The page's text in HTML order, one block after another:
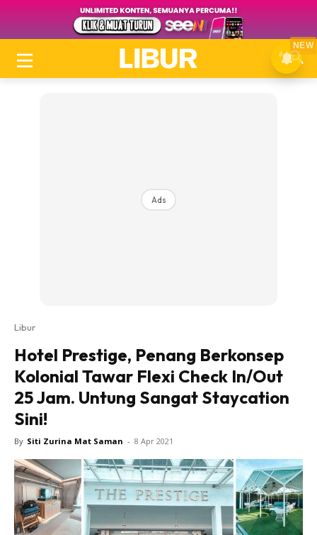
Ads
Libur
Hotel Prestige, Penang Berkonsep
Kolonial Tawar Flexi Check In/Out
25 Jam. Untung Sangat Staycation
Sini!
By Siti Zurina Mat Saman - 8 Apr 2021
NEW